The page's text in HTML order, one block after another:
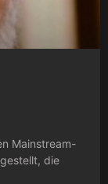
Mainstream-
die